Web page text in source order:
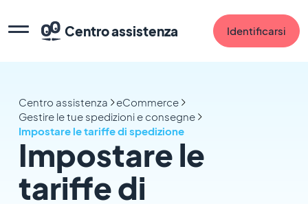
Centro assistenza Identificarsi
Centro assistenza
eCommerce
Gestire le tue spedizioni e consegne
Impostare le tariffe di spedizione
Impostare le
tariffe di